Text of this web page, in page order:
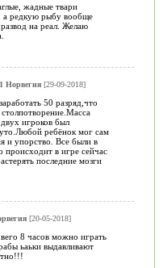
жадные твари
а редкую рыбу вообще
на реал. Желаю
Норвегия[29-09-2018]
50 разряд,что
игроков был
ребёнок мог сам
и упорство. Все были в
происходит в игре сейчас
последние мозги
[20-05-2018]
8 часов можно играть
ьаьки выдавливают